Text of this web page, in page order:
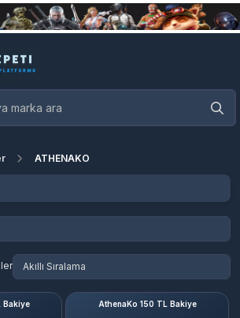
ATHENAKO
Bakiye AthenaKo 150 TL Bakiye